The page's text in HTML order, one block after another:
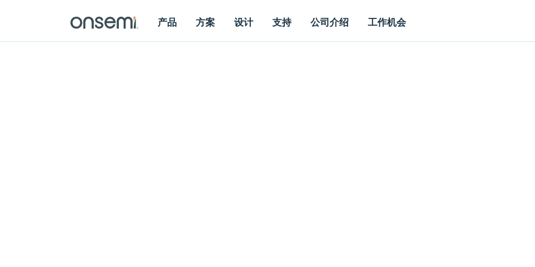
产品 方案 设计 支持 公司介绍 工作机会